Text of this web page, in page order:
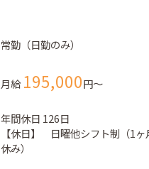
常勤（日勤のみ）
月給 195,000円〜
年間休日 126日
【休日】 日曜他シフト制（1ヶ
休み）